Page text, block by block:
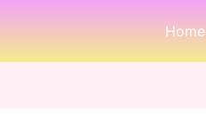
Home